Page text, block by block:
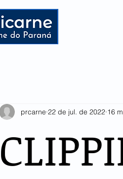
prcarne 22 de jul. de 2022 16